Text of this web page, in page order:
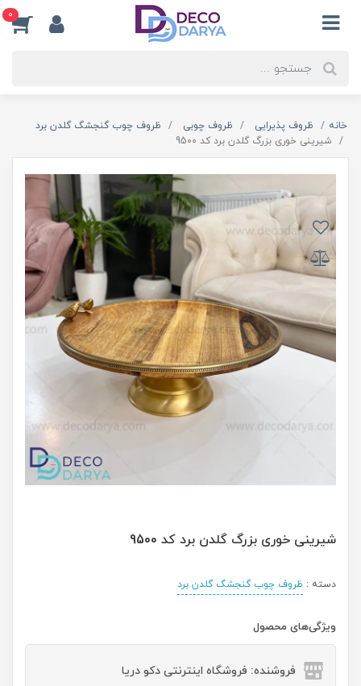
0
خانه ظروف پذیرایی ظروف چوبی
ظروف چوب گنجشگ گلدن برد
شیرینی خوری بزرگ گلدن برد کد 9500
شیرینی خوری بزرگ گلدن برد کد 9500
دسته : ظروف چوب گنجشگ گلدن برد
ویژگی‌های محصول
فروشنده: فروشگاه اینترنتی دکو دریا